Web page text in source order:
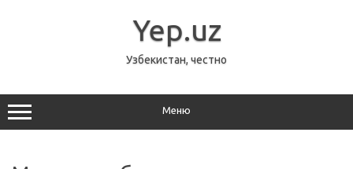
Yep.uz
Узбекистан, честно
Меню